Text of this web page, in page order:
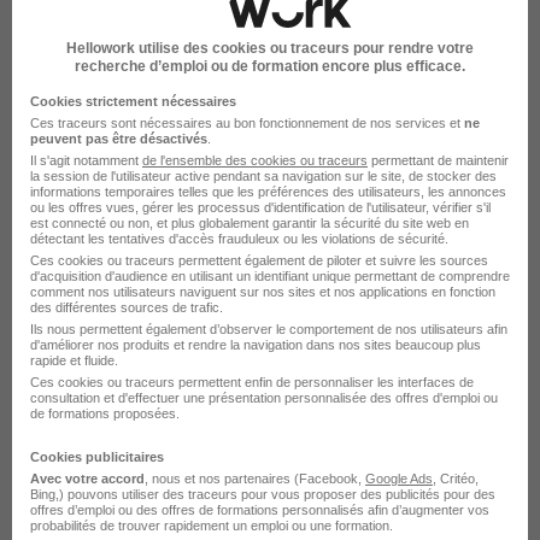
Entreprises qui recrutent à Chooz
Emplois & formations
Emploi Chargé d'affaires génie civil
Emploi BTP
L'emploi par métier à Chooz
dans le domaine BTP
Emploi Cordiste Chooz
Hellowork utilise des cookies ou traceurs pour rendre votre
recherche d’emploi ou de formation encore plus efficace.
Cookies strictement nécessaires
Ces traceurs sont nécessaires au bon fonctionnement de nos services et ne
peuvent pas être désactivés
Il s'agit notamment de l'ensemble des cookies ou traceurs permettant de maintenir
la session de l'utilisateur active pendant sa navigation sur le site, de stocker des
informations temporaires telles que les préférences des utilisateurs, les annonces
ou les offres vues, gérer les processus d'identification de l'utilisateur, vérifier s'il
est connecté ou non, et plus globalement garantir la sécurité du site web en
détectant les tentatives d'accès frauduleux ou les violations de sécurité.
Ces cookies ou traceurs permettent également de piloter et suivre les sources
d'acquisition d'audience en utilisant un identifiant unique permettant de comprendre
comment nos utilisateurs naviguent sur nos sites et nos applications en fonction
des différentes sources de trafic.
Ils nous permettent également d’observer le comportement de nos utilisateurs afin
d'améliorer nos produits et rendre la navigation dans nos sites beaucoup plus
rapide et fluide.
Ces cookies ou traceurs permettent enfin de personnaliser les interfaces de
consultation et d'effectuer une présentation personnalisée des offres d'emploi ou
de formations proposées.
Cookies publicitaires
Avec votre accord , nous et nos partenaires (Facebook, Google Ads , Critéo,
Bing,) pouvons utiliser des traceurs pour vous proposer des publicités pour des
offres d’emploi ou des offres de formations personnalisés afin d’augmenter vos
probabilités de trouver rapidement un emploi ou une formation.